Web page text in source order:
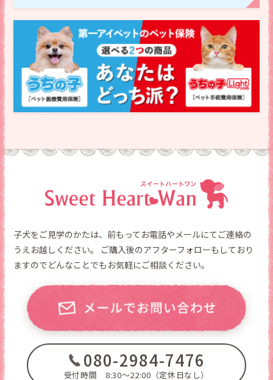
子犬をご見学のかたは、前もってお電話やメールにてご連絡の
うえお越しください。
ご購入後のアフターフォローもしており
ますのでどんなことでもお気軽にご相談ください。
080-2984-7476
受付時間 8:30～22:00（定休日なし）